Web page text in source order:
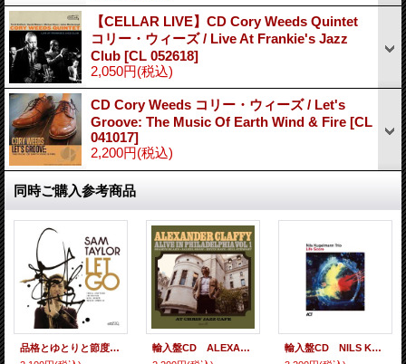
【CELLAR LIVE】CD Cory Weeds Quintet
コリー・ウィーズ / Live At Frankie's Jazz
Club [CL 052618]
2,050円(税込)
CD Cory Weeds コリー・ウィーズ / Let's
Groove: The Music Of Earth Wind & Fire [CL
041017]
2,200円(税込)
同時ご購入参考商品
品格とゆとりと節度を保って悠然と伸びやかに渦巻きウェイヴを描く温厚柔和なテナー・ブロウが芳醇に冴え渡った安心の2管ハード・バップ♪ CD SAM TAYLOR サム・テイラー / LET GO
輸入盤CD ALEXANDER CLAFFY アレクサンダー・クラッフィー / ALIVE IN PHILADELPHIA VOL.1 (AT CHRIS' JAZZ CAFE) シーマス・ブレイクの確固たる生粋ハード・バッパーぶりやケヴィン・ヘイズの懐深いダイナミズム表現が超おいしく煌めいた理屈は抜きの絶頂充実ライヴ!
輸入盤CD NILS KUGELMANN TRIO ニルス・クーゲルマン / LIFE SCORE 現代ヨーロッパ流アクティヴ耽美派ロマネスク・ピアノ・トリオの典型らしい、ハード・バップやブルースから最も遠い処にある独創的ポエティック・エレガンス世界